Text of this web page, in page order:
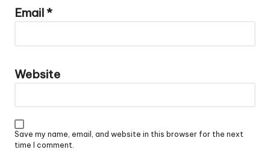
Email*
Website
Save my name, email, and website in this browser for the next
time I comment.